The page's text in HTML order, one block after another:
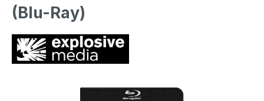
(Blu-Ray)
Bildergalerie überspringen